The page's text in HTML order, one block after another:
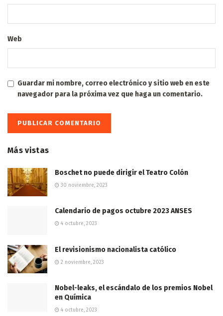
Web
Guardar mi nombre, correo electrónico y sitio web en este
navegador para la próxima vez que haga un comentario.
Más vistas
Boschet no puede dirigir el Teatro Colón
30 noviembre, 2023
Calendario de pagos octubre 2023 ANSES
4 octubre, 2023
El revisionismo nacionalista católico
2 noviembre, 2023
Nobel-leaks, el escándalo de los premios Nobel
en Química
4 octubre, 2023